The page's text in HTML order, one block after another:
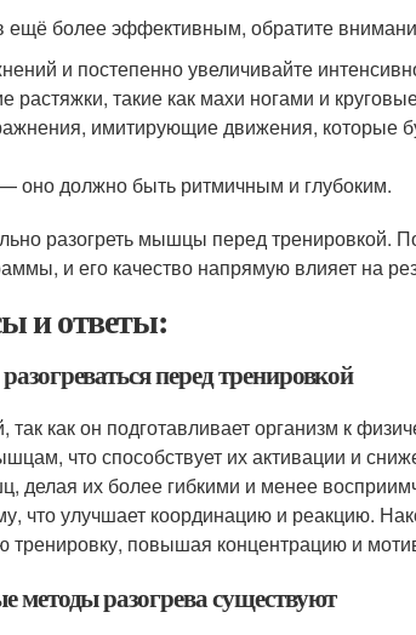
ещё более эффективным, обратите
и постепенно увеличивайте
растяжки, такие как махи ногами и
имитирующие движения, которые
оно должно быть ритмичным и глубоким.
разогреть мышцы перед тренировкой.
и его качество напрямую влияет на
и ответы:
перед тренировкой
так как он подготавливает организм к
что способствует их активации и
делая их более гибкими и менее
что улучшает координацию и реакцию.
тренировку, повышая концентрацию и
методы разогрева существуют